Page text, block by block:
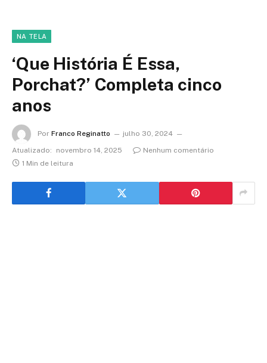
NA TELA
‘Que História É Essa,
Porchat?’ Completa cinco
anos
Por Franco Reginatto
julho 30, 2024
Atualizado:
novembro 14, 2025
Nenhum comentário
1 Min de leitura